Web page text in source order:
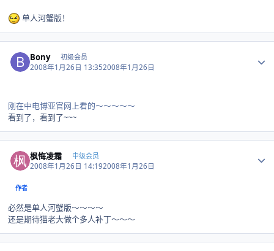
单人河蟹版！
Bony 初级会员
2008年1月26日 13:352008年1月26日
刚在中电博亚官网上看的～～～～～
看到了，看到了~~~
枫悔凌霜 中级会员
2008年1月26日 14:192008年1月26日
作者
必然是单人河蟹版～～～～
还是期待猫老大做个多人补丁～～～